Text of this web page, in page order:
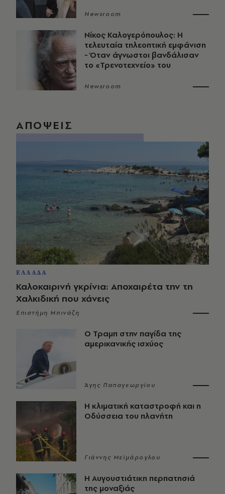
Newsroom
Νίκος Καλογερόπουλος: Η
τελευταία τηλεοπτική εμφάνιση
- Όταν άγνωστοι βανδάλισαν
το «Τρενοτεχνείο» του
Newsroom
ΑΠΟΨΕΙΣ
ΕΛΛΑΔΑ
Καλοκαιρινή γκρίνια: Αποχαιρέτα την τη
Χαλκιδική που χάνεις
Επιστήμη Μπινάζη
Ο Τραμπ στην παγίδα της
αμερικανικής ισχύος
Άγης Παπαγεωργίου
Η κλιματική καταστροφή και η
Οδύσσεια του πλανήτη
Γιάννης Μεϊμάρογλου
Η Αυγουστιάτικη περπατησιά
της μοναξιάς